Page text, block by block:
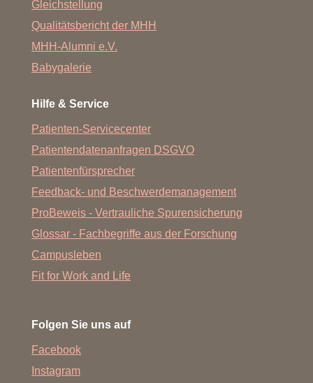
Gleichstellung
Qualitätsbericht der MHH
MHH-Alumni e.V.
Babygalerie
Hilfe & Service
Patienten-Servicecenter
Patientendatenanfragen DSGVO
Patientenfürsprecher
Feedback- und Beschwerdemanagement
ProBeweis - Vertrauliche Spurensicherung
Glossar - Fachbegriffe aus der Forschung
Campusleben
Fit for Work and Life
Folgen Sie uns auf
Facebook
Instagram